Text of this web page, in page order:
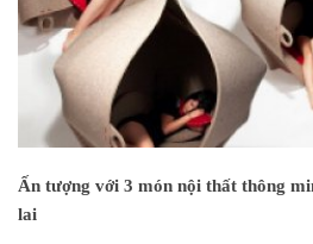
Ấn tượng với 3 món nội thất thông
lai